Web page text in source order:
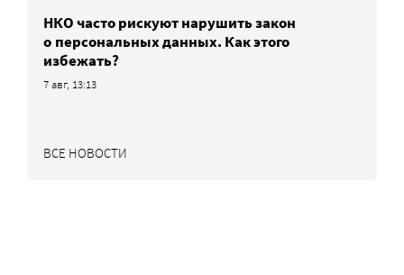
НКО часто рискуют нарушить закон
о персональных данных. Как этого
избежать?
7 авг, 13:13
ВСЕ НОВОСТИ